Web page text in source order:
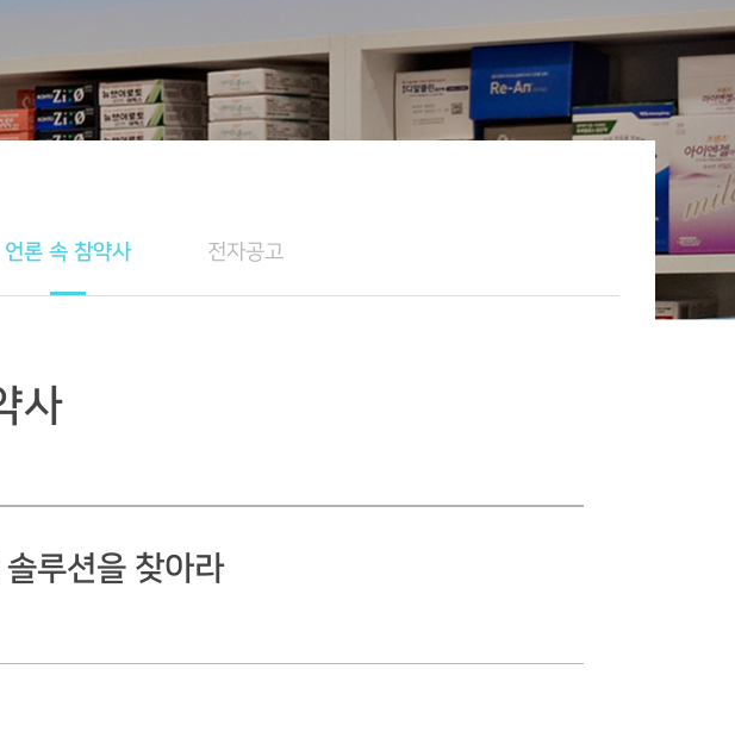
언론 속 참약사 전자공고
사
루션을 찾아라